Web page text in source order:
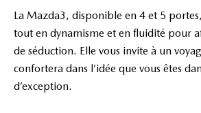
La Mazda3, disponible en 4 et 5
tout en dynamisme et en fluidité pour
de séduction. Elle vous invite à un
confortera dans l’idée que vous êtes
d’exception.